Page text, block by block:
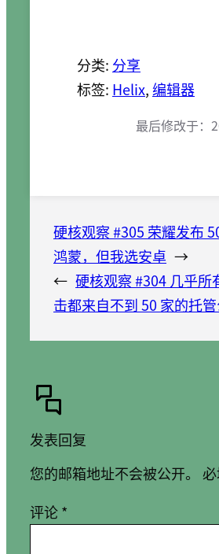
分类: 分享
标签: Helix, 编辑器
最后修改于：
硬核观察 #305 荣耀发布
鸿蒙，但我选安卓 →
← 硬核观察 #304 几乎所
击都来自不到 50 家的托
发表回复
您的邮箱地址不会被公开。
评论*